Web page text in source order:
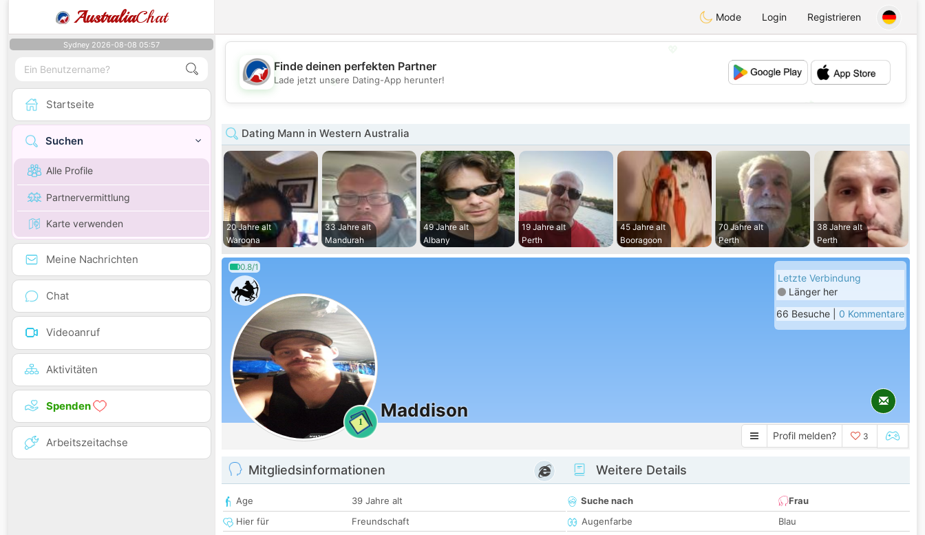
AustraliaChat Mode Login Registrieren
Sydney 2026-08-08 05:57
Startseite
Suchen
Alle Profile
Partnervermittlung
Karte verwenden
Meine Nachrichten
Chat
Videoanruf
Aktivitäten
Spenden
Arbeitszeitachse
💕
Finde deinen perfekten Partner
Lade jetzt unsere Dating-App herunter!
Dating Mann in Western Australia
20 Jahre alt
Waroona
33 Jahre alt
Mandurah
49 Jahre alt
Albany
19 Jahre alt
Perth
45 Jahre alt
Booragoon
70 Jahre alt
Perth
38 Jahre alt
Perth
0.8/1
1
Maddison
Letzte Verbindung
Länger her
66 Besuche | 0 Kommentare
Profil melden? 3
Mitgliedsinformationen
Age
39 Jahre alt
Hier für
Freundschaft
Weitere Details
Suche nach
Frau
Augenfarbe
Blau